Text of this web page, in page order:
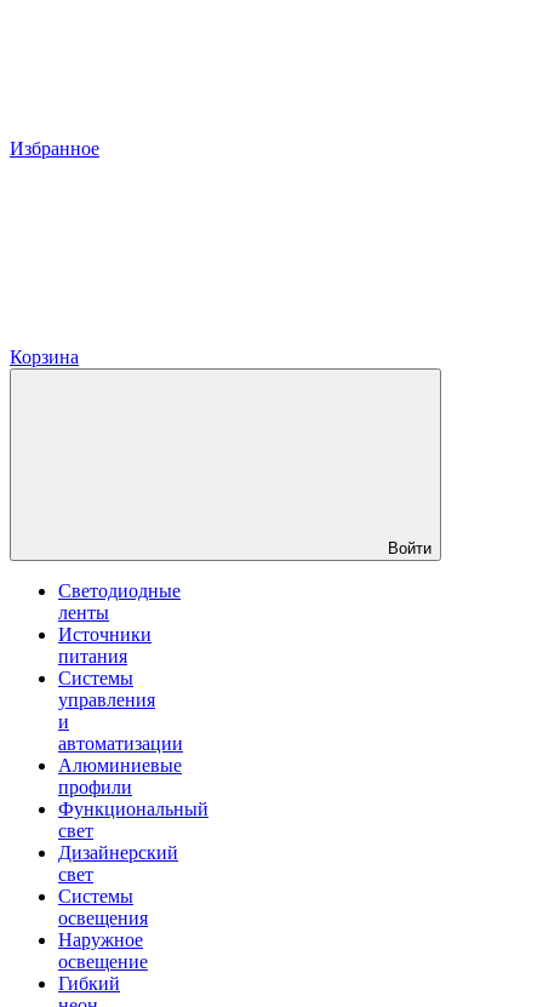
Избранное
Корзина
Войти
Светодиодные
ленты
Источники
питания
Системы
управления
и
автоматизации
Алюминиевые
профили
Функциональный
свет
Дизайнерский
свет
Системы
освещения
Наружное
освещение
Гибкий